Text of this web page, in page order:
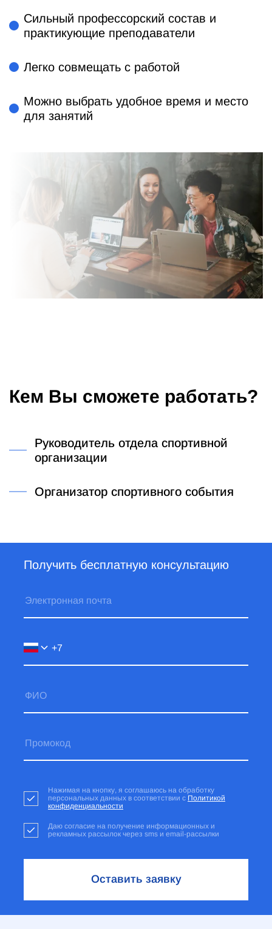
Сильный профессорский состав и
практикующие преподаватели
Легко совмещать с работой
Можно выбрать удобное время и место
для занятий
Кем Вы сможете работать?
Руководитель отдела спортивной
организации
Организатор спортивного события
Получить бесплатную консультацию
Нажимая на кнопку, я соглашаюсь на обработку
персональных данных в соответствии с Политикой
конфиденциальности
Даю согласие на получение информационных и
рекламных рассылок через sms и email-рассылки
Оставить заявку